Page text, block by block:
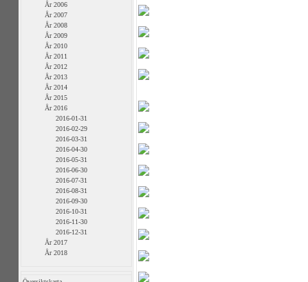
År 2006
År 2007
År 2008
År 2009
År 2010
År 2011
År 2012
År 2013
År 2014
År 2015
År 2016
2016-01-31
2016-02-29
2016-03-31
2016-04-30
2016-05-31
2016-06-30
2016-07-31
2016-08-31
2016-09-30
2016-10-31
2016-11-30
2016-12-31
År 2017
År 2018